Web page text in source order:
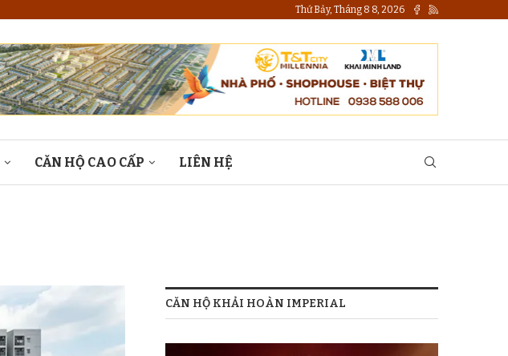
Thứ Bảy, Tháng 8 8, 2026
CĂN HỘ CAO CẤP LIÊN HỆ
CĂN HỘ KHẢI HOÀN IMPERIAL